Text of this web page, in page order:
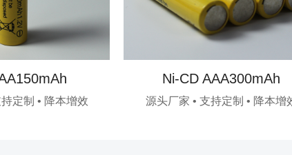
定制 • 降本增效
Ni-CD AAA300mAh
源头厂家 • 支持定制 • 降本增